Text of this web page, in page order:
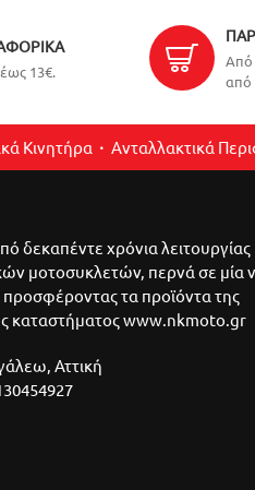
13€.
Από
από
Κινητήρα Ανταλλακτικά
δεκαπέντε χρόνια λειτουργίας
μοτοσυκλετών, περνά σε μία
τα προϊόντα της
καταστήματος www.nkmoto.gr
Αττική